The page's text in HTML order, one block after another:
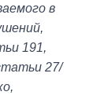
в
191,
27/